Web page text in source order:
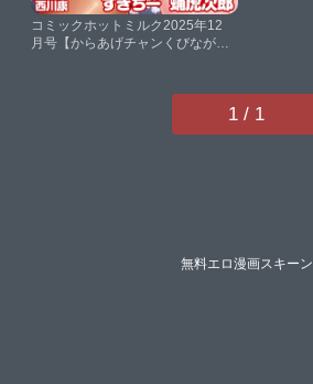
コミックホットミルク2025年12
月号【からあげチャンくびながす
康宏式ICHICOあほすたさん1億年
惑星幸せな朝食。久我繭莉山草遊
桜庭六輔浅川転ノMasco重力子た
1 / 1
無料エロ漫画スキーン